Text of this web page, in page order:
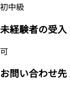
初中級
未経験者の受入
可
お問い合わせ先